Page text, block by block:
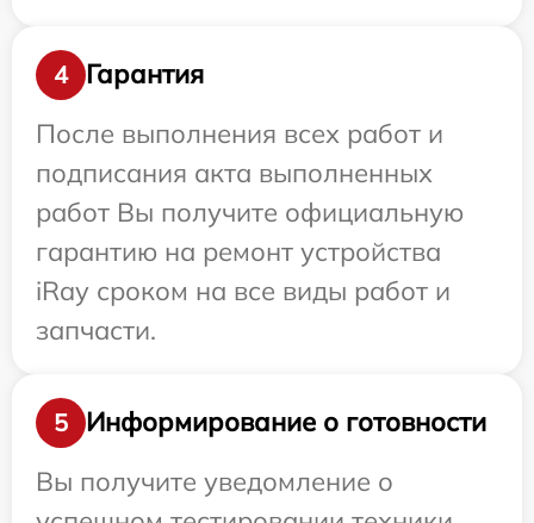
4
Гарантия
После выполнения всех работ и
подписания акта выполненных
работ Вы получите официальную
гарантию на ремонт устройства
iRay сроком на все виды работ и
запчасти.
5
Информирование о готовности
Вы получите уведомление о